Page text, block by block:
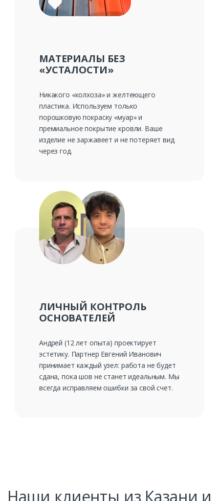
МАТЕРИАЛЫ БЕЗ
«УСТАЛОСТИ»
Никакого «колхоза» и желтеющего
пластика. Используем только
порошковую покраску «муар» и
премиальное покрытие кровли. Ваше
изделие не заржавеет и не потеряет вид
через год.
ЛИЧНЫЙ КОНТРОЛЬ
ОСНОВАТЕЛЕЙ
Андрей (12 лет опыта) проектирует
эстетику. Партнер Евгений Иванович
принимает каждый узел: работа не будет
сдана, пока шов не станет идеальным. Мы
всегда исправляем ошибки за свой счет.
Наши клиенты из Казани и